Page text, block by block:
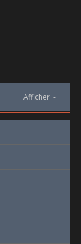
Afficher -